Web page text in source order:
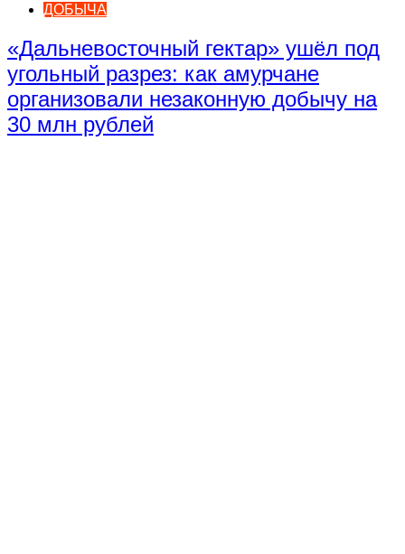
ДОБЫЧА
«Дальневосточный гектар» ушёл под
угольный разрез: как амурчане
организовали незаконную добычу на
30 млн рублей